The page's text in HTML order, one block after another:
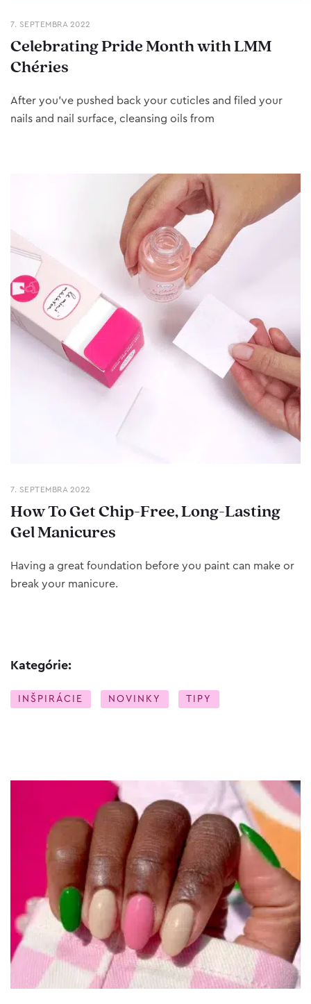
7. SEPTEMBRA 2022
Celebrating Pride Month with LMM
Chéries
After you’ve pushed back your cuticles and filed your
nails and nail surface, cleansing oils from
7. SEPTEMBRA 2022
How To Get Chip-Free, Long-Lasting
Gel Manicures
Having a great foundation before you paint can make or
break your manicure.
Kategórie:
INŠPIRÁCIE NOVINKY TIPY